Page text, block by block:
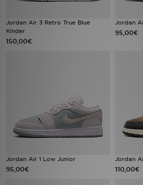
Jordan Air 3 Retro True Blue
Kinder
150,00€
Jordan
95,00€
Jordan Air 1 Low Junior
95,00€
Jordan
110,00€
Meine Nachrichten